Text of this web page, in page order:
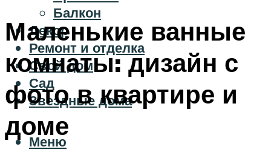
Балкон
Декор
Ремонт и отделка
Свой дом
Сад
Звездные дома
Меню
Маленькие ванные
комнаты: дизайн с
фото в квартире и
доме